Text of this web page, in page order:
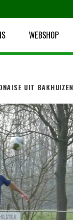
WEBSHOP
UIT BAKHUIZEN